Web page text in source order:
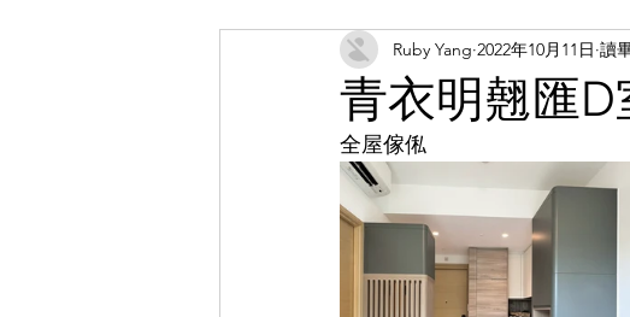
地台床 客廳 書房
青衣明翹匯D
Ruby Yang 2022年10月11日 讀
全屋傢俬